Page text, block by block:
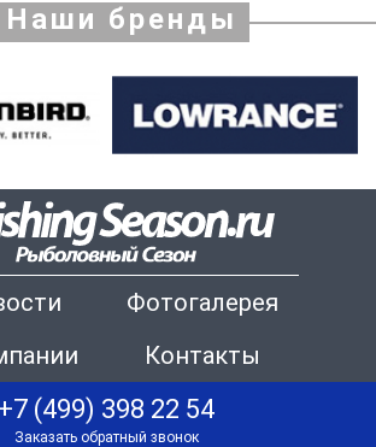
Наши бренды
Фотогалерея
Контакты
+7 (499) 398 22 54
Заказать обратный звонок